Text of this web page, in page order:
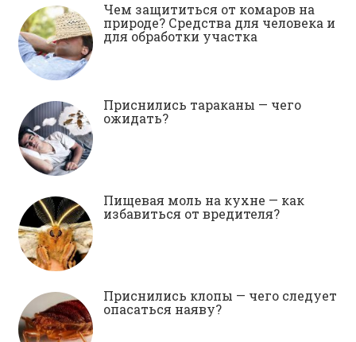
Чем защититься от комаров на
природе? Средства для человека и
для обработки участка
Приснились тараканы — чего
ожидать?
Пищевая моль на кухне — как
избавиться от вредителя?
Приснились клопы — чего следует
опасаться наяву?